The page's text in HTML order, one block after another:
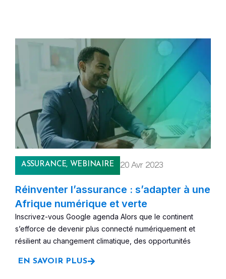
ASSURANCE, WEBINAIRE 20 Avr 2023
Réinventer l’assurance : s’adapter à une
Afrique numérique et verte
Inscrivez-vous Google agenda Alors que le continent
s’efforce de devenir plus connecté numériquement et
résilient au changement climatique, des opportunités
EN SAVOIR PLUS